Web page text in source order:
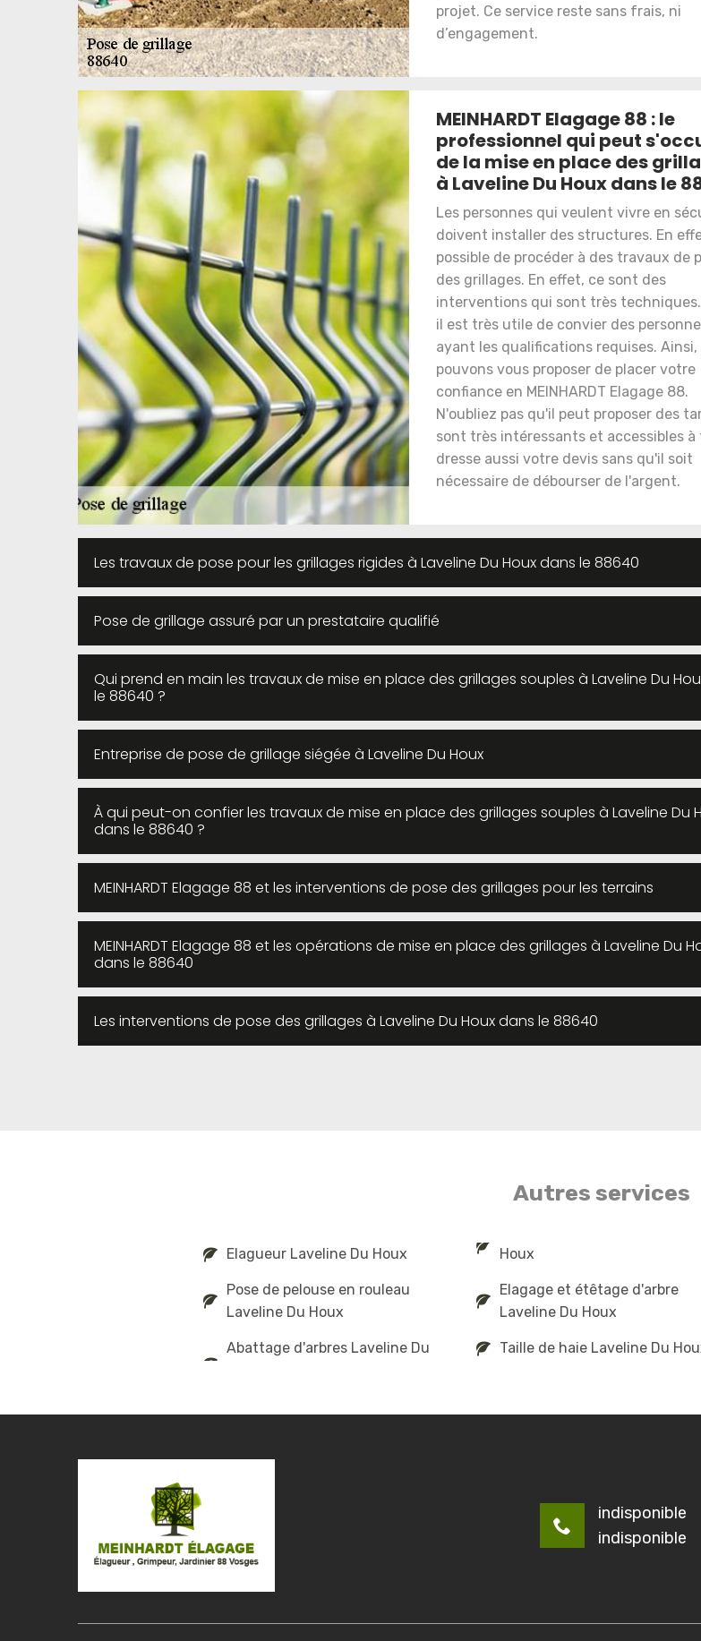
projet. Ce service reste sans frais, ni
d’engagement.
MEINHARDT Elagage 88 : le
professionnel qui peut
de la mise en place des
à Laveline Du Houx dans le
Les personnes qui veulent vivre en
doivent installer des structures. En
possible de procéder à des travaux de
des grillages. En effet, ce sont des
interventions qui sont très techniques.
il est très utile de convier des
ayant les qualifications requises. Ainsi,
pouvons vous proposer de placer votre
confiance en MEINHARDT Elagage 88.
N'oubliez pas qu'il peut proposer des
sont très intéressants et accessibles à
dresse aussi votre devis sans qu'il soit
nécessaire de débourser de l'argent.
Les travaux de pose pour les grillages rigides à Laveline Du Houx dans le 88640
Pose de grillage assuré par un prestataire qualifié
Qui prend en main les travaux de mise en place des grillages souples à Laveline Du
le 88640 ?
Entreprise de pose de grillage siégée à Laveline Du Houx
À qui peut-on confier les travaux de mise en place des grillages souples à Laveline Du
dans le 88640 ?
MEINHARDT Elagage 88 et les interventions de pose des grillages pour les terrains
MEINHARDT Elagage 88 et les opérations de mise en place des grillages à Laveline Du
dans le 88640
Les interventions de pose des grillages à Laveline Du Houx dans le 88640
Autres services
Elagueur Laveline Du Houx
Pose de pelouse en rouleau
Laveline Du Houx
Abattage d'arbres Laveline Du
Houx
Elagage et étêtage d'arbre
Laveline Du Houx
Taille de haie Laveline Du
indisponible
indisponible